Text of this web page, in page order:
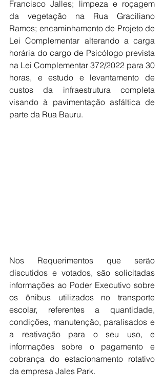
Francisco Jalles; limpeza e roçagem
da vegetação na Rua Graciliano
Ramos; encaminhamento de Projeto de
Lei Complementar alterando a carga
horária do cargo de Psicólogo prevista
na Lei Complementar 372/2022 para 30
horas, e estudo e levantamento de
custos da infraestrutura completa
visando à pavimentação asfáltica de
parte da Rua Bauru.
Nos Requerimentos que serão
discutidos e votados, são solicitadas
informações ao Poder Executivo sobre
os ônibus utilizados no transporte
escolar, referentes a quantidade,
condições, manutenção, paralisados e
a reativação para o seu uso, e
informações sobre o pagamento e
cobrança do estacionamento rotativo
da empresa Jales Park.